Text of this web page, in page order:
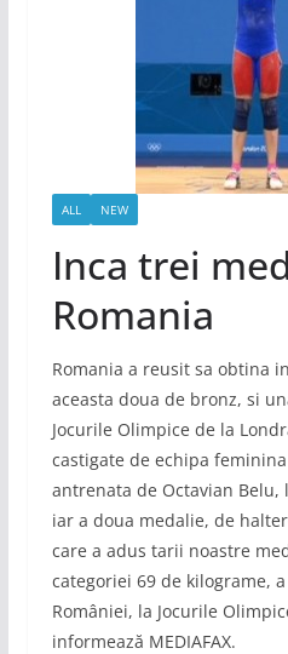
ALL NEW
Inca trei
Romania
Romania a reusit sa obtina
aceasta doua de bronz, si
Jocurile Olimpice de la
castigate de echipa
antrenata de Octavian Belu,
iar a doua medalie, de
care a adus tarii noastre
categoriei 69 de kilograme,
României, la Jocurile
informează MEDIAFAX.